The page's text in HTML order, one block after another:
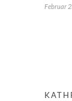
Februar